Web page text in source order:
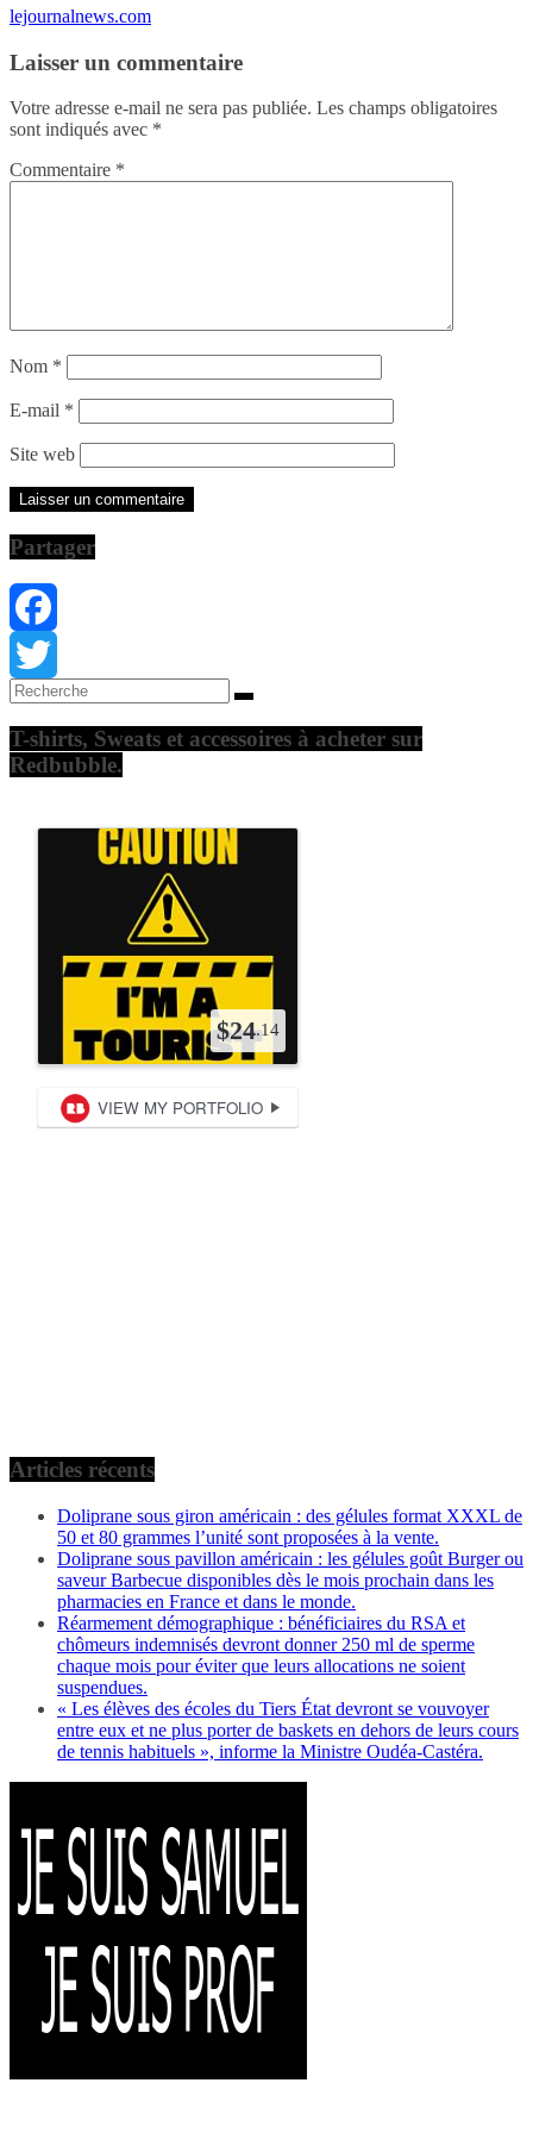
lejournalnews.com
Laisser un commentaire
Votre adresse e-mail ne sera pas publiée. Les champs obligatoires
sont indiqués avec *
Commentaire *
Nom *
E-mail *
Site web
Partager
Facebook
Twitter
T-shirts, Sweats et accessoires à acheter sur
Redbubble.
Articles récents
Doliprane sous giron américain : des gélules format XXXL de
50 et 80 grammes l’unité sont proposées à la vente.
Doliprane sous pavillon américain : les gélules goût Burger ou
saveur Barbecue disponibles dès le mois prochain dans les
pharmacies en France et dans le monde.
Réarmement démographique : bénéficiaires du RSA et
chômeurs indemnisés devront donner 250 ml de sperme
chaque mois pour éviter que leurs allocations ne soient
suspendues.
« Les élèves des écoles du Tiers État devront se vouvoyer
entre eux et ne plus porter de baskets en dehors de leurs cours
de tennis habituels », informe la Ministre Oudéa-Castéra.